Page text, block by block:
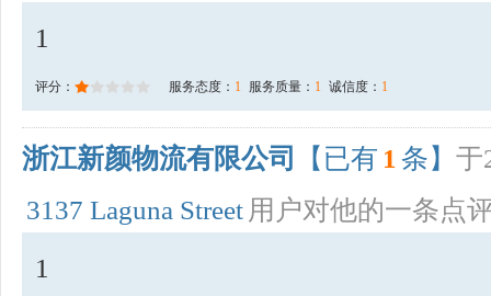
1
评分： 服务态度： 1 服务质量： 1 诚信度： 1
浙江新颜物流有限公司 【已有 1 条】 于
3137 Laguna Street 用户对他的一条点
1